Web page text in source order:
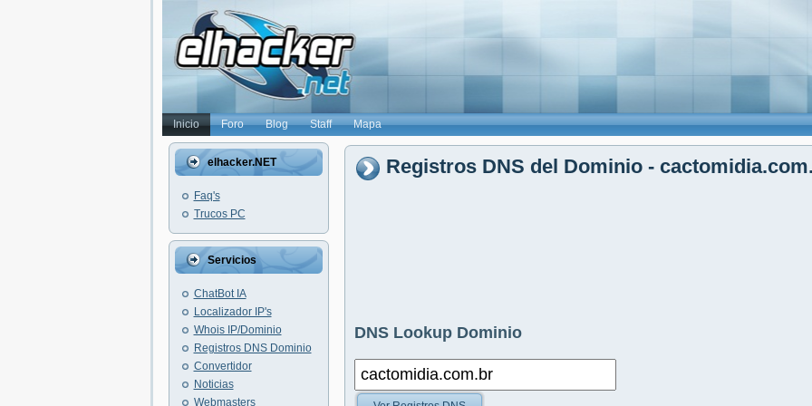
Inicio Foro Blog Staff Mapa
elhacker.NET
Faq's
Trucos PC
Servicios
ChatBot IA
Localizador IP's
Whois IP/Dominio
Registros DNS Dominio
Convertidor
Noticias
Webmasters
Registros DNS del Dominio -
DNS Lookup Dominio